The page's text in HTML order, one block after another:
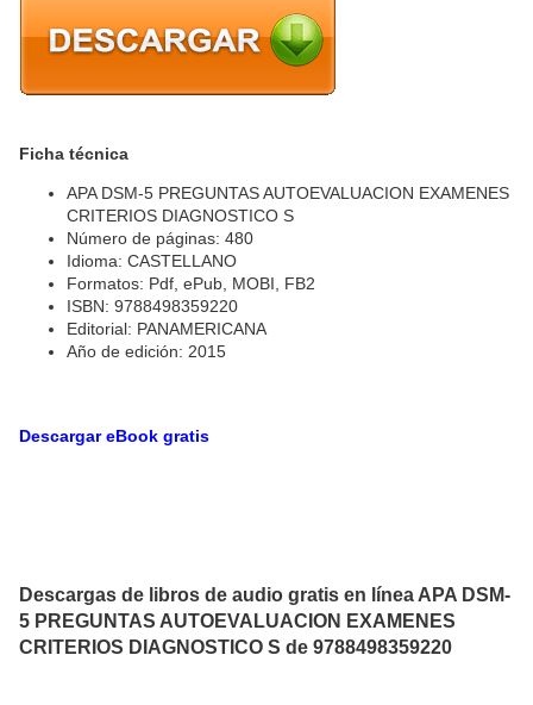
Ficha técnica
APA DSM-5 PREGUNTAS AUTOEVALUACION EXAMENES
CRITERIOS DIAGNOSTICO S
Número de páginas: 480
Idioma: CASTELLANO
Formatos: Pdf, ePub, MOBI, FB2
ISBN: 9788498359220
Editorial: PANAMERICANA
Año de edición: 2015
Descargar eBook gratis
Descargas de libros de audio gratis en línea APA DSM-
5 PREGUNTAS AUTOEVALUACION EXAMENES
CRITERIOS DIAGNOSTICO S de 9788498359220